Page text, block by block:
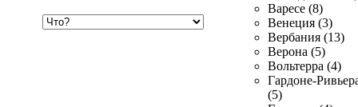
Варесе (8)
Венеция (3)
Вербания (13)
Верона (5)
Вольтерра (4)
Гардоне-
(5)